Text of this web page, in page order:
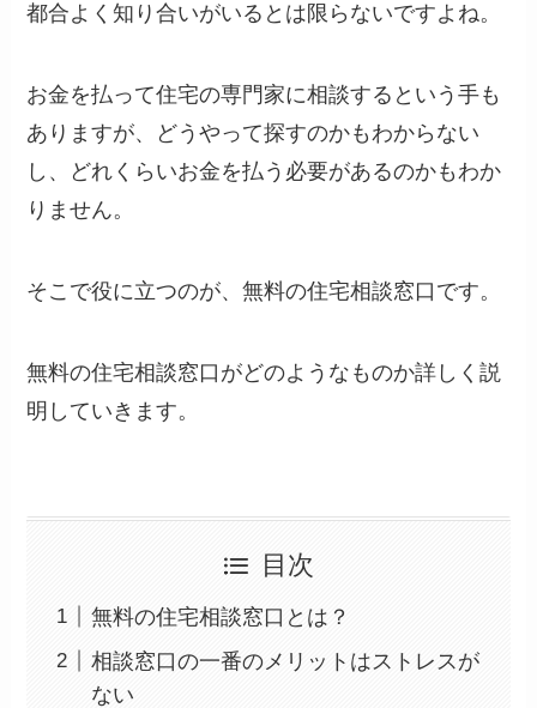
都合よく知り合いがいるとは限らないですよね。
お金を払って住宅の専門家に相談するという手も
ありますが、どうやって探すのかもわからない
し、どれくらいお金を払う必要があるのかもわか
りません。
そこで役に立つのが、無料の住宅相談窓口です。
無料の住宅相談窓口がどのようなものか詳しく説
明していきます。
目次
無料の住宅相談窓口とは？
相談窓口の一番のメリットはストレスが
ない